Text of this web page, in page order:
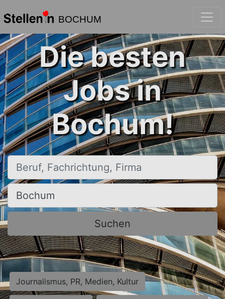
BOCHUM
Die besten
Jobs in
Bochum!
Beruf, Fachrichtung, Firma
Ort, Stadt
Suchen
Journalismus, PR, Medien, Kultur